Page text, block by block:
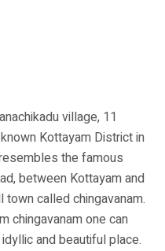
village, 11
Kottayam District in
the famous
between Kottayam and
called chingavanam.
chingavanam one can
and beautiful place.